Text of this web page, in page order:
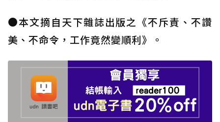
●本文摘自天下雜誌出版之《不斥責、不讚
美、不命令，工作竟然變順利》。